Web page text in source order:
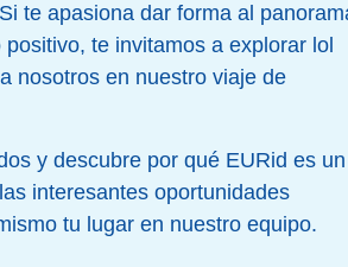
te apasiona dar forma al
te invitamos a explorar lol
nosotros en nuestro viaje de
y descubre por qué EURid es un
interesantes oportunidades
tu lugar en nuestro equipo.